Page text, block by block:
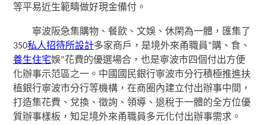
等平易近生範疇做好現金備付。
寧波阪急集購物、餐飲、文娛、休閑為一體，匯集了
350私人招待所設計多家商戶，是境外來甬職員“購、食、
養生住宅娛”花費的優選場合，也是寧波市四個付出方便
化辦事示范區之一。中國國民銀行寧波市分行積極推進扶
植銀行寧波市分行等機構，在商圈內建立付出辦事中間，
打造集花費、兌換、徵詢、領導、退稅于一體的全方位優
質辦事樣板，知足境外來甬職員多元化付出辦事需求。